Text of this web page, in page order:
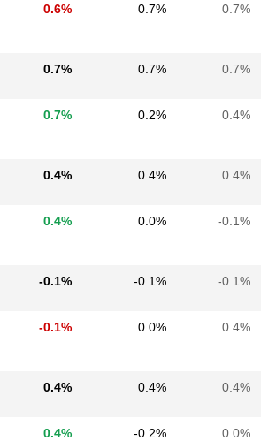
0.6% 0.7% 0.7%
0.7% 0.7% 0.7%
0.7% 0.2% 0.4%
0.4% 0.4% 0.4%
0.4% 0.0% -0.1%
-0.1% -0.1% -0.1%
-0.1% 0.0% 0.4%
0.4% 0.4% 0.4%
0.4% -0.2% 0.0%